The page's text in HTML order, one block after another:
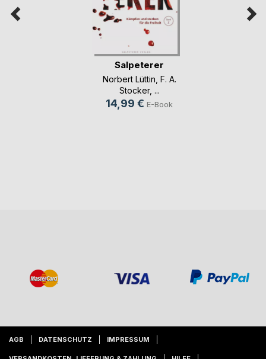
Salpeterer
Norbert Lüttin F. A.
Stocker, ...
14,99 € E-Book
AGB DATENSCHUTZ IMPRESSUM